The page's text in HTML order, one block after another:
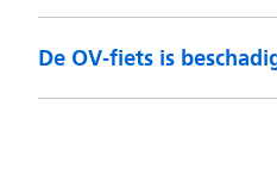
De OV-fiets is